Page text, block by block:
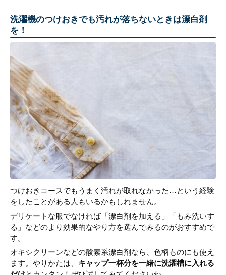
洗濯機のつけおきでも汚れが落ちないときは漂白剤
を！
つけおきコースでもうまく汚れが取れなかった…という経験
をしたことがある人もいるかもしれません。
デリケートな服でなければ「漂白剤を加える」「もみ洗いす
る」などのより効果的なやり方を選んでみるのがおすすめで
す。
オキシクリーンなどの酸素系漂白剤なら、色柄ものにも使え
ます。やりかたは、 キャップ一杯分を一緒に洗濯槽に入れる